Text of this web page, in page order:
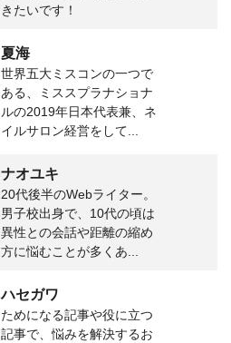
きたいです！
夏海
世界五大ミスコンの一つで
ある、ミススプラナショナ
ルの2019年日本代表兼、ネ
イルサロン経営をして...
ナオユキ
20代後半のWebライター。
男子校出身で、10代の頃は
異性との会話や距離の縮め
方に悩むことが多くあ...
ハセガワ
ためになる記事や役に立つ
記事で、悩みを解決するお